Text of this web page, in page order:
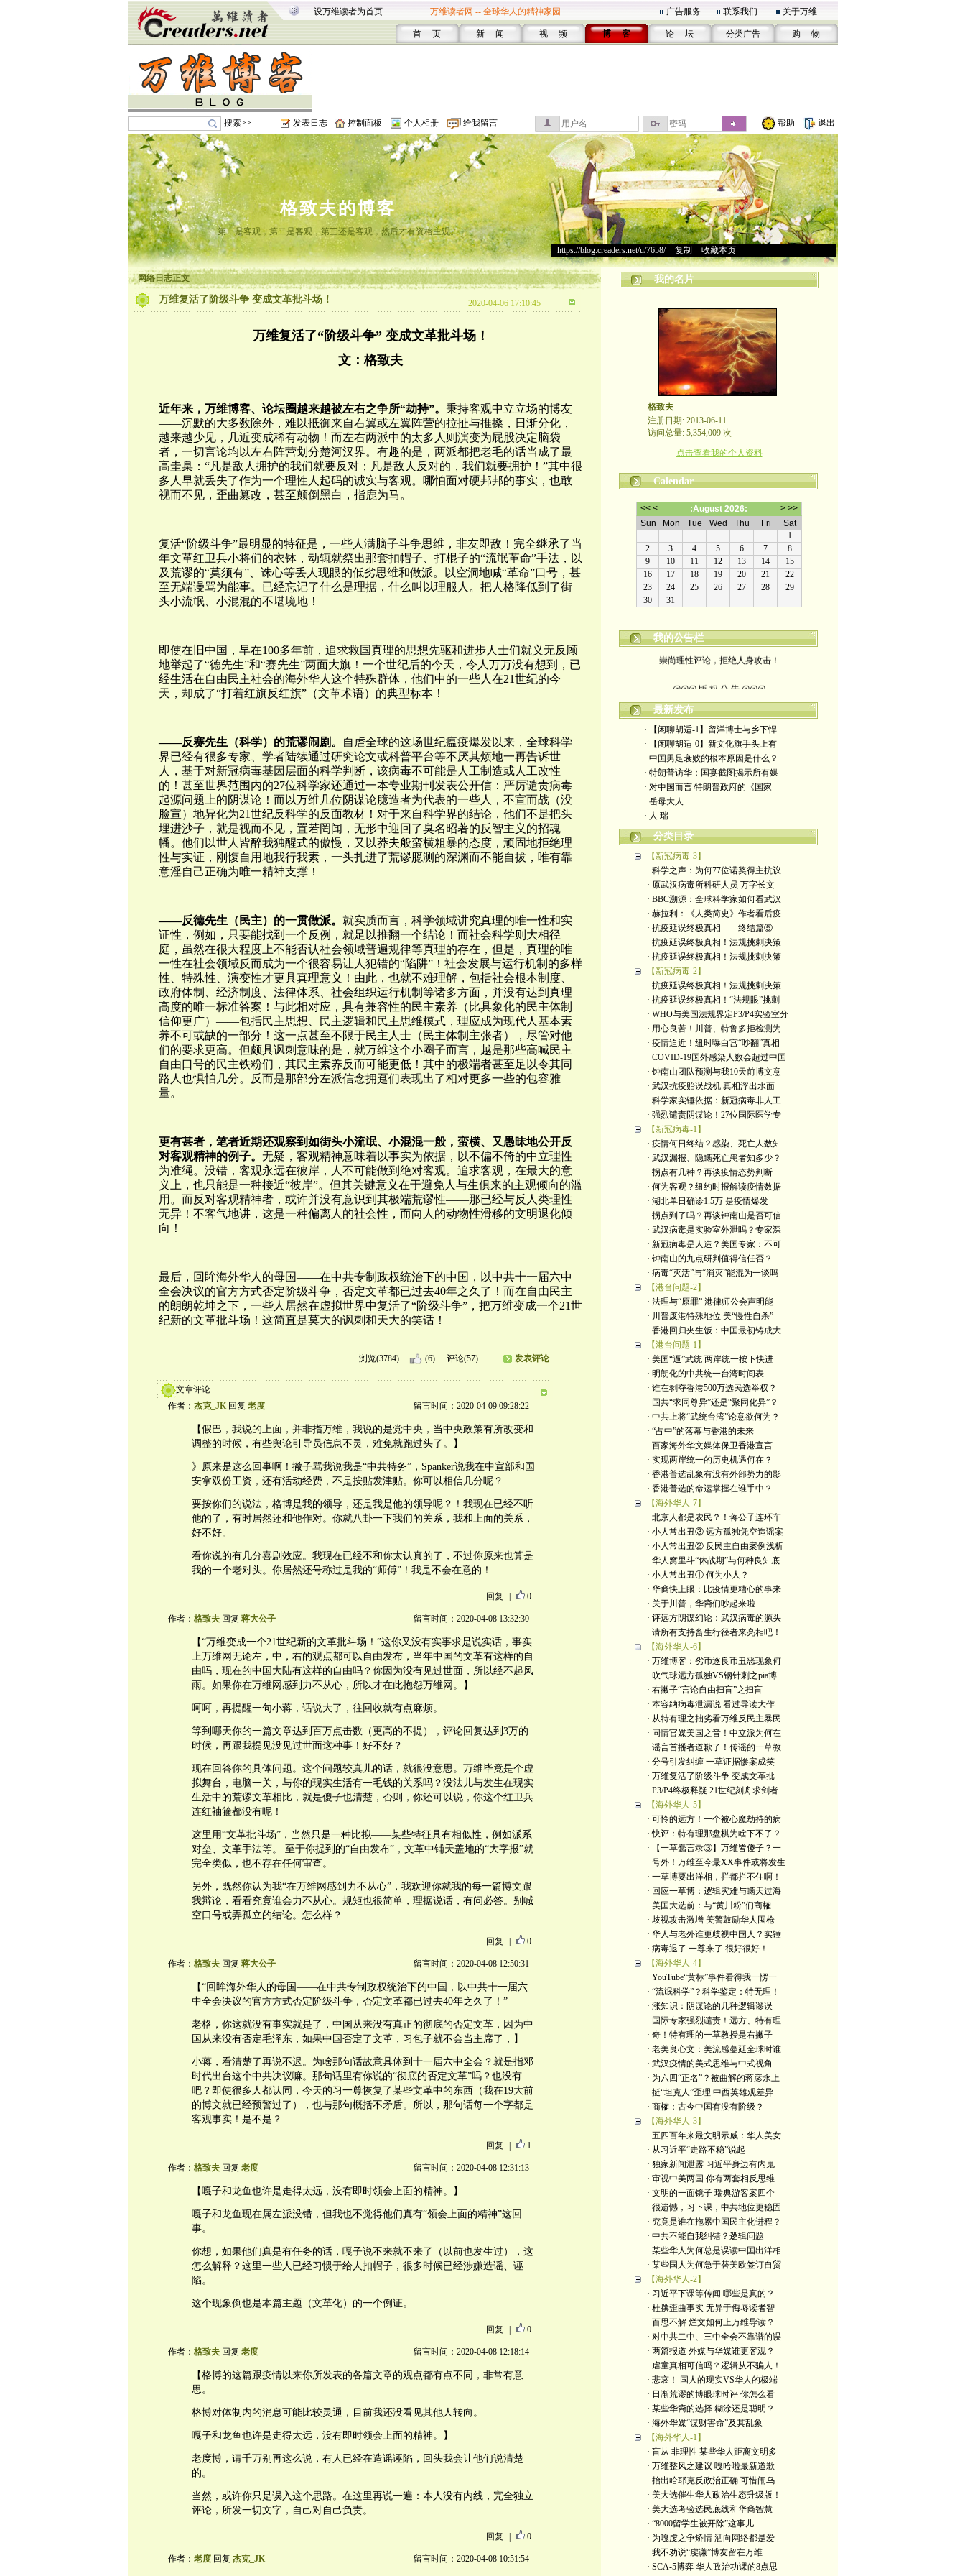
设万维读者为首页 万维读者网 -- 全球华人的精神家园 广告服务 联系我们 关于万维
首 页 新 闻 视 频 博 客 论 坛 分类广告 购 物
搜索>> 发表日志 控制面板 个人相册 给我留言 帮助 退出
格致夫的博客
第一是客观，第二是客观，第三还是客观，然后才有资格主观。
https://blog.creaders.net/u/7658/> 复制 收藏本页
网络日志正文
万维复活了阶级斗争 变成文革批斗场！ 2020-04-06 17:10:45
万维复活了“阶级斗争” 变成文革批斗场！
文：格致夫
近年来， 万维博客、论坛圈越来越被左右之争所“劫持”。 秉持客观中立立场的博友
——沉默的大多数除外，难以抵御来自右翼或左翼阵营的拉扯与推搡，日渐分化，
越来越少见，几近变成稀有动物！而左右两派中的太多人则演变为屁股决定脑袋
者，一切言论均以左右阵营划分楚河汉界。有趣的是，两派都把老毛的话当成了最
高圭臬：“凡是敌人拥护的我们就要反对；凡是敌人反对的，我们就要拥护！ ”其中很
多人 早就丢失了作为一个理性人起码的诚实与客观。哪怕面对硬邦邦的事实，也敢
视而不见，歪曲篡改，甚至颠倒黑白，指鹿为马。
复活“阶级斗争”最明显的特征是，一些人满脑子斗争思维，非友即敌！完全继承了当
年文革红卫兵小将们的衣钵，动辄就祭出那套扣帽子、打棍子的“流氓革命”手法，以
及荒谬的“莫须有”、诛心等丢人现眼的低劣思维和做派。以空洞地喊“革命”口号，甚
至无端谩骂为能事。已经忘记了什么是理据，什么叫以理服人。把人格降低到了街
头小流氓、小混混的不堪境地！
即使在旧中国，早在100多年前，追求救国真理的思想先驱和进步人士们就义无反顾
地举起了“德先生”和“赛先生”两面大旗！一个世纪后的今天， 令人万万没有想到， 已
经生活在自由民主社会的海外华人这个特殊群体，他们中的一些人在21世纪的今
天，却成了“打着红旗反红旗”（文革术语）的典型标本！
——反赛先生（科学）的荒谬闹剧。
自虐全球的这场世纪瘟疫爆发以来，全球科学
界已经有很多专家、学者陆续通过研究论文或科普平台等不厌其烦地一再告诉世
人，基于对新冠病毒基因层面的科学判断，该病毒不可能是人工制造或人工改性
的！甚至世界范围内的27位科学家还通过一本专业期刊发表公开信：严厉谴责病毒
起源问题上的阴谋论！而以万维几位阴谋论臆造者为代表的一些人，不宣而战（没
脸宣）地异化为21世纪反科学的反面教材！对于来自科学界的结论，他们不是把头
埋进沙子，就是视而不见，置若罔闻，无形中迎回了臭名昭著的反智主义的招魂
幡。他们以世人皆醉我独醒式的傲慢，又以莽夫般蛮横粗暴的态度，顽固地拒绝理
性与实证，刚愎自用地我行我素，一头扎进了荒谬臆测的深渊而不能自拔，唯有靠
意淫自己正确为唯一精神支撑！
——反德先生（民主）的一贯做派。 就实质而言，科学领域讲究真理的唯一性和实
证性，例如，只要能找到一个反例，就足以推翻一个结论！而社会科学则大相径
庭，虽然在很大程度上不能否认社会领域普遍规律等真理的存在，但是，真理的唯
一性在社会领域反而成为一个很容易让人犯错的“陷阱”！社会发展与运行机制的多样
性、特殊性、演变性才更具真理意义！由此，也就不难理解，包括社会根本制度、
政府体制、经济制度、法律体系、社会组织运行机制等诸多方面，并没有达到真理
高度的唯一标准答案！与此相对应，具有兼容性的民主素养（比具象化的民主体制
信仰更广）——包括民主思想、民主逻辑和民主思维模式，理应成为现代人基本素
养不可或缺的一部分！这一点甚至不限于民主人士（民主体制主张者），尽管对他
们的要求更高。但颇具讽刺意味的是，就万维这个小圈子而言，越是那些高喊民主
自由口号的民主铁粉们，其民主素养反而可能更低！其中的极端者甚至足以令其同
路人也惧怕几分。反而是那部分左派信念拥趸们表现出了相对更多一些的包容雅
量。
更有甚者，笔者近期还观察到如街头小流氓、小混混一般，蛮横、又愚昧地公开反
对客观精神的例子。 无疑，客观精神意味着以事实为依据，以不偏不倚的中立理性
为准绳。没错，客观永远在彼岸，人不可能做到绝对客观。追求客观，在最大的意
义上，也只能是一种接近“彼岸”。但其关键意义在于避免人与生俱来的主观倾向的滥
用。而反对客观精神者，或许并没有意识到其极端荒谬性——那已经与反人类理性
无异！不客气地讲，这是一种偏离人的社会性，而向人的动物性滑移的文明退化倾
向！
最后，回眸海外华人的母国——在中共专制政权统治下的中国，以中共十一届六中
全会决议的官方方式否定阶级斗争，否定文革都已过去40年之久了！而在自由民主
的朗朗乾坤之下，一些人居然在虚拟世界中复活了“阶级斗争”，把万维变成一个21世
纪新的文革批斗场！这简直是莫大的讽刺和天大的笑话！
浏览(3784) (6) 评论(57) 发表评论
文章评论
作者： 杰克_JK回复 老度 留言时间：2020-04-09 09:28:22
【假巴，我说的上面，并非指万维，我说的是党中央，当中央政策有所改变和
调整的时候，有些舆论引导员信息不灵，难免就跑过头了。】
》原来是这么回事啊！撇子骂我说我是“中共特务”，Spanker说我在中宣部和国
安拿双份工资，还有活动经费，不是按贴发津贴。你可以相信几分呢？
要按你们的说法，格博是我的领导，还是我是他的领导呢？！我现在已经不听
他的了，有时居然还和他作对。你就八卦一下我们的关系，我和上面的关系，
好不好。
看你说的有几分喜剧效应。我现在已经不和你太认真的了，不过你原来也算是
我的一个老对头。你居然还号称过是我的“师傅”！我是不会在意的！
回复 0
作者： 格致夫回复 蒋大公子 留言时间：2020-04-08 13:32:30
【“万维变成一个21世纪新的文革批斗场！”这你又没有实事求是说实话，事实
上万维网无论左，中，右的观点都可以自由发布，当年中国的文革有这样的自
由吗，现在的中国大陆有这样的自由吗？你因为没有见过世面，所以经不起风
雨。如果你在万维网感到力不从心，所以才在此抱怨万维网。】
呵呵，再提醒一句小蒋，话说大了，往回收就有点麻烦。
等到哪天你的一篇文章达到百万点击数（更高的不提），评论回复达到3万的
时候，再跟我提见没见过世面这种事！好不好？
现在回答你的具体问题。这个问题较真儿的话，就很没意思。万维毕竟是个虚
拟舞台，电脑一关，与你的现实生活有一毛钱的关系吗？没法儿与发生在现实
生活中的荒谬文革相比，就是傻子也清楚，否则，你还可以说，你这个红卫兵
连红袖箍都没有呢！
这里用“文革批斗场”，当然只是一种比拟——某些特征具有相似性，例如派系
对垒、文革手法等。 至于你提到的“自由发布”，文革中铺天盖地的“大字报”就
完全类似，也不存在任何审查。
另外，既然你认为我“在万维网感到力不从心”，我欢迎你就我的每一篇博文跟
我辩论，看看究竟谁会力不从心。规矩也很简单，理据说话，有问必答。别喊
空口号或弄孤立的结论。怎么样？
回复 0
作者： 格致夫回复 蒋大公子 留言时间：2020-04-08 12:50:31
【“回眸海外华人的母国——在中共专制政权统治下的中国，以中共十一届六
中全会决议的官方方式否定阶级斗争，否定文革都已过去40年之久了！”
老格，你这就没有事实就是了，中国从来没有真正的彻底的否定文革，因为中
国从来没有否定毛泽东，如果中国否定了文革，习包子就不会当主席了，】
小蒋，看清楚了再说不迟。为啥那句话故意具体到十一届六中全会？就是指邓
时代出台这个中共决议嘛。那句话里有你说的“彻底的否定文革”吗？也没有
吧？即使很多人都认同，今天的习一尊恢复了某些文革中的东西（我在19大前
的博文就已经预警过了），也与那句概括不矛盾。所以，那句话每一个字都是
客观事实！是不是？
回复 1
作者： 格致夫回复 老度 留言时间：2020-04-08 12:31:13
【嘎子和龙鱼也许是走得太远，没有即时领会上面的精神。】
嘎子和龙鱼现在属左派没错，但我也不觉得他们真有“领会上面的精神”这回
事。
你想，如果他们真是有任务的话，嘎子说不来就不来了（以前也发生过），这
怎么解释？这里一些人已经习惯于给人扣帽子，很多时候已经涉嫌造谣、诬
陷。
这个现象倒也是本篇主题（文革化）的一个例证。
回复 0
作者： 格致夫回复 老度 留言时间：2020-04-08 12:18:14
【格博的这篇跟疫情以来你所发表的各篇文章的观点都有点不同，非常有意
思。
格博对体制内的消息可能比较灵通，目前我还没看见其他人转向。
嘎子和龙鱼也许是走得太远，没有即时领会上面的精神。】
老度博，请千万别再这么说，有人已经在造谣诬陷，回头我会让他们说清楚
的。
当然，或许你只是误入这个思路。在这里再说一遍：本人没有内线，完全独立
评论，所发一切文字，自己对自己负责。
回复 0
作者： 老度回复 杰克_JK 留言时间：2020-04-08 10:51:54
我的名片
格致夫
注册日期: 2013-06-11
访问总量: 5,354,009 次
点击查看我的个人资料
Calendar
我的公告栏
本博客所发布文章，
除特别注明者外，均为原创。
转载或制作视频，
须注明如下版权信息：
最新发布
· 【闲聊胡适-1】留洋博士与乡下悍
· 【闲聊胡适-0】新文化旗手头上有
· 中国男足衰败的根本原因是什么？
· 特朗普访华：国宴截图揭示所有媒
· 对中国而言 特朗普政府的《国家
· 岳母大人
· 人 瑞
分类目录
【新冠病毒-3】
· 科学之声：为何77位诺奖得主抗议
· 原武汉病毒所科研人员 万字长文
· BBC溯源：全球科学家如何看武汉
· 赫拉利：《人类简史》作者看后疫
· 抗疫延误终极真相——终结篇⑤
· 抗疫延误终极真相！法规挑刺决策
· 抗疫延误终极真相！法规挑刺决策
【新冠病毒-2】
· 抗疫延误终极真相！法规挑刺决策
· 抗疫延误终极真相！“法规眼”挑刺
· WHO与美国法规界定P3/P4实验室分
· 用心良苦！川普、特鲁多拒检测为
· 疫情迫近！纽时曝白宫“吵翻”真相
· COVID-19国外感染人数会超过中国
· 钟南山团队预测与我10天前博文意
· 武汉抗疫贻误战机 真相浮出水面
· 科学家实锤依据：新冠病毒非人工
· 强烈谴责阴谋论！27位国际医学专
【新冠病毒-1】
· 疫情何日终结？感染、死亡人数知
· 武汉漏报、隐瞒死亡患者知多少？
· 拐点有几种？再谈疫情态势判断
· 何为客观？纽约时报解读疫情数据
· 湖北单日确诊1.5万 是疫情爆发
· 拐点到了吗？再谈钟南山是否可信
· 武汉病毒是实验室外泄吗？专家深
· 新冠病毒是人造？美国专家：不可
· 钟南山的九点研判值得信任否？
· 病毒“灭活”与“消灭”能混为一谈吗
【港台问题-2】
· 法理与“原罪” 港律师公会声明能
· 川普废港特殊地位 美“慢性自杀”
· 香港回归夹生饭：中国最初铸成大
【港台问题-1】
· 美国“逼”武统 两岸统一按下快进
· 明朗化的中共统一台湾时间表
· 谁在剥夺香港500万选民选举权？
· 国共“求同尊异”还是“聚同化异”？
· 中共上将“武统台湾”论意欲何为？
· “占中”的落幕与香港的未来
· 百家海外华文媒体保卫香港宣言
· 实现两岸统一的历史机遇何在？
· 香港普选乱象有没有外部势力的影
· 香港普选的命运掌握在谁手中？
【海外华人-7】
· 北京人都是农民？！蒋公子连环车
· 小人常出丑③ 远方孤独凭空造谣案
· 小人常出丑② 反民主自由案例浅析
· 华人窝里斗“休战期”与何种良知底
· 小人常出丑① 何为小人？
· 华裔快上眼：比疫情更糟心的事来
· 关于川普，华裔们吵起来啦…
· 评远方阴谋幻论：武汉病毒的源头
· 请所有支持畜生行径者来亮相吧！
【海外华人-6】
· 万维博客：劣币逐良币丑恶现象何
· 吹气球远方孤独VS钢针刺之pia博
· 右撇子“言论自由扫盲”之扫盲
· 本容纳病毒泄漏说 看过导读大作
· 从特有理之拙劣看万维反民主暴民
· 同情官媒美国之音！中立派为何在
· 谣言首播者道歉了！传谣的一草教
· 分号引发纠缠 一草证据惨案成笑
· 万维复活了阶级斗争 变成文革批
· P3/P4终极释疑 21世纪刻舟求剑者
【海外华人-5】
· 可怜的远方！一个被心魔劫持的病
· 快评：特有理那盘棋为啥下不了？
· 【一草蠢言录③】万维皆傻子？一
· 号外！万维至今最XX事件或将发生
· 一草博要出洋相，拦都拦不住啊！
· 回应一草博：逻辑灾难与瞒天过海
· 美国大选前：与“黄川粉”们商榷
· 歧视攻击激增 美警鼓励华人囤枪
· 华人与老外谁更歧视中国人？实锤
· 病毒退了 一尊来了 很好很好！
【海外华人-4】
· YouTube“黄标”事件看得我一愣一
· “流氓科学”？科学鉴定：特无理！
· 涨知识：阴谋论的几种逻辑谬误
· 国际专家强烈谴责！远方、特有理
· 奇！特有理的一草教授是右撇子
· 老美良心文：美流感蔓延全球时谁
· 武汉疫情的美式思维与中式视角
· 为六四“正名”？被曲解的蒋彦永上
· 挺“坦克人”歪理 中西英雄观差异
· 商榷：古今中国有没有阶级？
【海外华人-3】
· 五四百年来最文明示威：华人美女
· 从习近平“走路不稳”说起
· 独家新闻泄露 习近平身边有内鬼
· 审视中美两国 你有两套相反思维
· 文明的一面镜子 瑞典游客案四个
· 很遗憾，习下课，中共地位更稳固
· 究竟是谁在拖累中国民主化进程？
· 中共不能自我纠错？逻辑问题
· 某些华人为何总是误读中国出洋相
· 某些国人为何急于替美欧签订自贸
【海外华人-2】
· 习近平下课等传闻 哪些是真的？
· 杜撰歪曲事实 无异于侮辱读者智
· 百思不解 烂文如何上万维导读？
· 对中共二中、三中全会不靠谱的误
· 两篇报道 外媒与华媒谁更客观？
· 虐童真相可信吗？逻辑从不骗人！
· 悲哀！ 国人的现实VS华人的极端
· 日渐荒谬的博眼球时评 你怎么看
· 某些华裔的选择 糊涂还是聪明？
· 海外华媒“谋财害命”及其乱象
【海外华人-1】
· 盲从 非理性 某些华人距离文明多
· 万维整风之建议 嘎哈啦最新道歉
· 抬出哈耶克反政治正确 可惜闹乌
· 美大选催生华人政治生态升级版！
· 美大选考验选民底线和华裔智慧
· “8000留学生被开除”这事儿
· 为嘎虔之争矫情 洒向网络都是爱
· 我不劝说“虔谦”博友留在万维
· SCA-5博弈 华人政治功课的8点思